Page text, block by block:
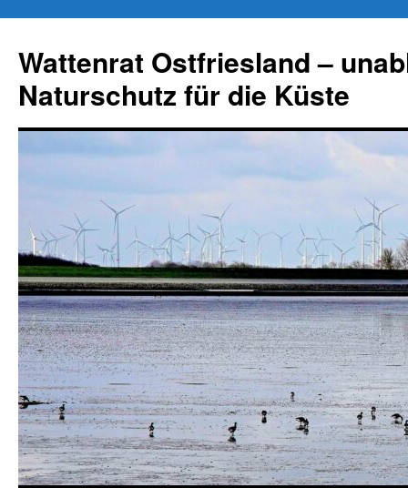
springen
Wattenrat Ostfriesland –
Naturschutz für die Küste